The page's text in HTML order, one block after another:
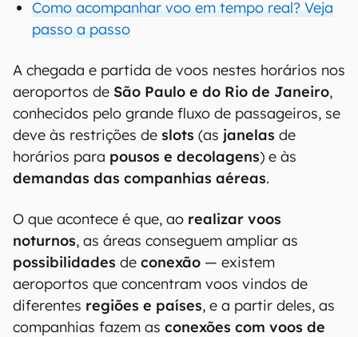
Como acompanhar voo em tempo real? Veja
passo a passo
A chegada e partida de voos nestes horários nos
aeroportos de São Paulo e do Rio de Janeiro,
conhecidos pelo grande fluxo de passageiros, se
deve às restrições de slots (as janelas de
horários para pousos e decolagens) e às
demandas das companhias aéreas.
O que acontece é que, ao realizar voos
noturnos, as áreas conseguem ampliar as
possibilidades de conexão — existem
aeroportos que concentram voos vindos de
diferentes regiões e países, e a partir deles, as
companhias fazem as conexões com voos de